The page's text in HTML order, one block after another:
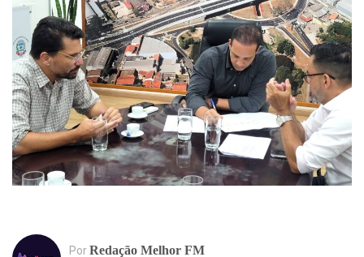
PorRedação Melhor FM